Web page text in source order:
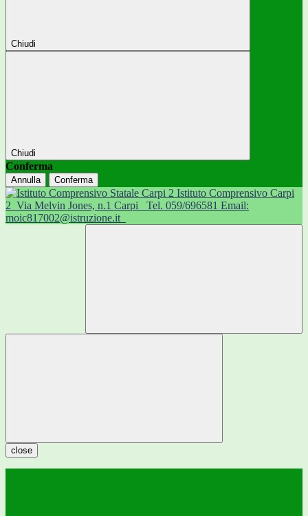
Chiudi
Chiudi
Conferma
Annulla Conferma
Istituto Comprensivo Carpi
2 Via Melvin Jones, n.1 Carpi
Tel. 059/696581 Email:
moic817002@istruzione.it
close